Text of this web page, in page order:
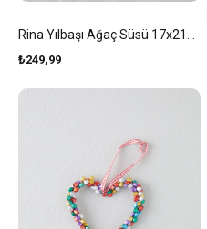
₺249,99